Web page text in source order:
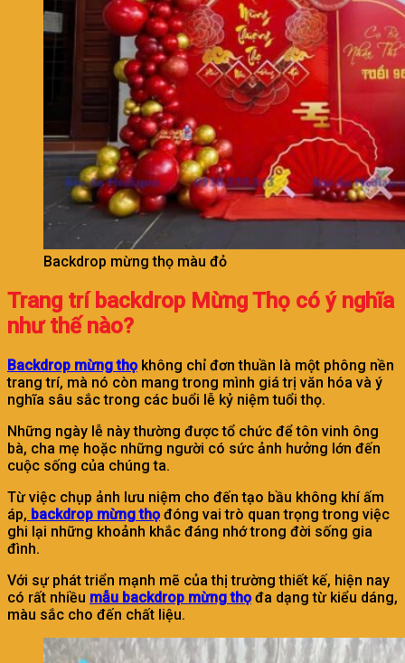
Backdrop mừng thọ màu đỏ
Trang trí backdrop Mừng Thọ có ý nghĩa
như thế nào?
Backdrop mừng thọkhông chỉ đơn thuần là một phông nền
trang trí, mà nó còn mang trong mình giá trị văn hóa và ý
nghĩa sâu sắc trong các buổi lễ kỷ niệm tuổi thọ.
Những ngày lễ này thường được tổ chức để tôn vinh ông
bà, cha mẹ hoặc những người có sức ảnh hưởng lớn đến
cuộc sống của chúng ta.
Từ việc chụp ảnh lưu niệm cho đến tạo bầu không khí ấm
áp, backdrop mừng thọđóng vai trò quan trọng trong việc
ghi lại những khoảnh khắc đáng nhớ trong đời sống gia
đình.
Với sự phát triển mạnh mẽ của thị trường thiết kế, hiện nay
có rất nhiều mẫu backdrop mừng thọđa dạng từ kiểu dáng,
màu sắc cho đến chất liệu.